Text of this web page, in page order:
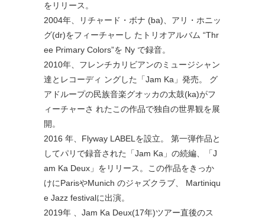
をリリース。
2004年、リチャード・ボナ (ba)、アリ・ホニッ
グ(dr)をフィーチャーし たトリオアルバム “Thr
ee Primary Colors”を Ny で録音。
2010年、フレンチカリビアンのミュージシャン
達とレコーディ ングした「Jam Ka」発売。 グ
アドループの民族音楽グオッカの太鼓(ka)がフ
ィーチャーさ れたこの作品で独自の世界観を展
開。
2016 年、Flyway LABELを設立。 第一弾作品と
してパリで録音された「Jam Ka」の続編、「J
am Ka Deux」をリリース。この作品をきっか
けにParisやMunich のジャズクラブ、 Martiniqu
e Jazz festivalに出演。
2019年 、Jam Ka Deux(17年)ツアー直後のス